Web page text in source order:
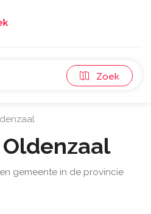
Zoek
Oldenzaal
gemeente in de provincie